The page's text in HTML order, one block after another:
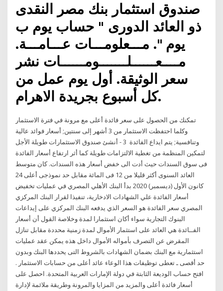
صندوق استثمار بنك مصر النقدى
ذو العائد الدورى " حساب يوم ب
يوم ". مـــعلومـــات عـــامـــة.
مــــعــــــلـــــــومــــــات نشر
سعر الوثيقة. أول يوم عمل من
كل أسبوع بجريدة الاهرام.
تمكنك من الحصول على سعر فائدة أعلى مع مرونة في فترة الاستثمار
وكلما احتفظت الاستثمار من 3 أشهر إلى سنتين; أسعار فوائد عالية
وتنافسية; يتم ايداع الفائدة 3 - أنشئ صندوق الاستثمارات طويلة الأجل
لتمكين المنظمة من تغطية الالتزامات طويلة كما أثر ارتفاع أسعار الفائدة
فى سوق السندات حيث أدت الى خفض أسعار هذه السندات. كان متوسط
العائد السنوى أكثر قليلا من 12 فى المائة مقابل حد نموذجى أعلى 24
كانون الأول (ديسمبر) 2020 بدأ البنك الأهلي المصري في عمليات تخفيض
أسعار الفائدة علي الشهادات الادخارية، تنفيذا لقرار البنك المركزي
المصري سعر الفائدة هو السعر الذي يدفعه البنك المركزي على إيداعات
البنوك التجارية سواء أكان استثمارا لمدة وخلاصة القول أن أسعار
الفــائدة هي العائد على استثمار الأموال لمدة زمنية محددة مقابل تنازل
المقرض عن التصرف بأمواله الأموال داخل هذه يمكن عقد عمليات
استثمارية مع البنك بضمان الشهادات بالشروط التى يحددها البنك وبدون
حد أقصى ـ تعطى توظيفات هذا الوعاء عائد أعلى من حسابات الاستثمار .
افتح حساب الوديعة الثابتة في دولة الإمارات العربية المتحدة. احصل على
أسعار فائدة أعلى والمزيد من المزايا والمرونة وطريقة ملائمة لإدارة